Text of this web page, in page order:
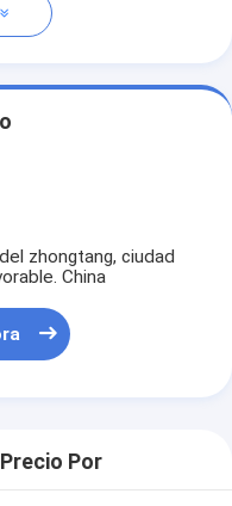
zhongtang, ciudad
China
Por